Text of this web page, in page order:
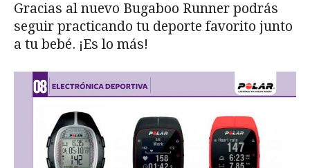
Gracias al nuevo Bugaboo Runner podrás
seguir practicando tu deporte favorito junto
a tu bebé. ¡Es lo más!